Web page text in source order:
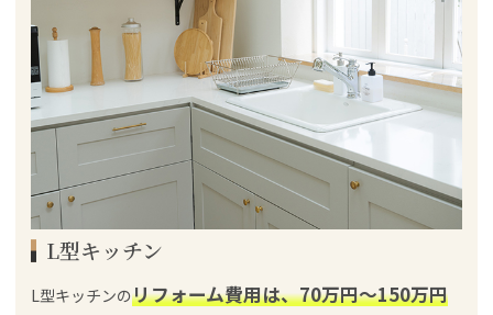
L型キッチン
L型キッチンのリフォーム費用は、70万円～150万円